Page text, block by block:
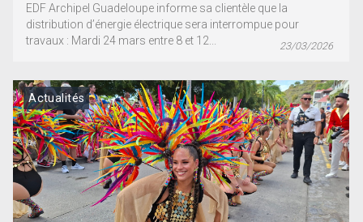
EDF Archipel Guadeloupe informe sa clientèle que la
distribution d’énergie électrique sera interrompue pour
travaux : Mardi 24 mars entre 8 et 12...
23/03/2026
Actualités